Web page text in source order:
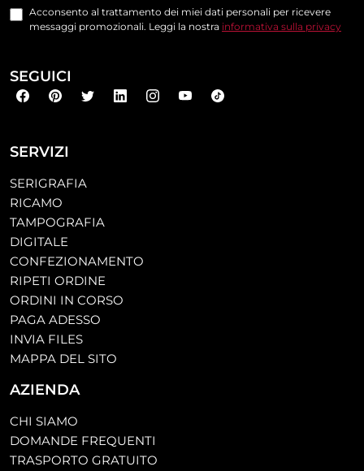
SERVIZI
SERIGRAFIA
RICAMO
TAMPOGRAFIA
DIGITALE
CONFEZIONAMENTO
RIPETI ORDINE
ORDINI IN CORSO
PAGA ADESSO
INVIA FILES
MAPPA DEL SITO
AZIENDA
CHI SIAMO
DOMANDE FREQUENTI
TRASPORTO GRATUITO
Acconsento al trattamento dei miei dati personali per ricevere
messaggi promozionali. Leggi la nostra informativa sulla privacy
SEGUICI